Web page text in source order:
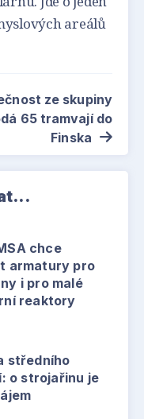
areálů
ze skupiny
65 tramvají do
Finska
chce
armatury pro
i pro malé
reaktory
středního
o strojařinu je